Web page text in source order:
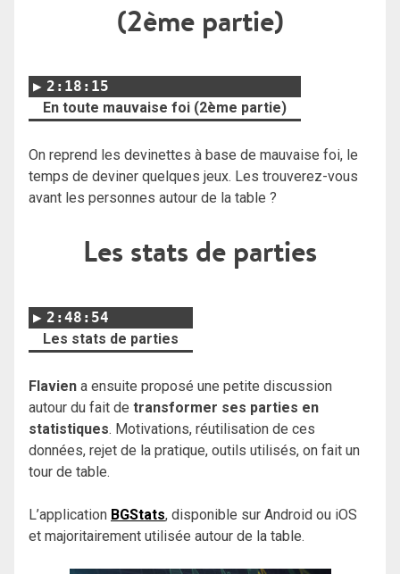
(2ème partie)
2:18:15
En toute mauvaise foi (2ème partie)
On reprend les devinettes à base de mauvaise foi, le
temps de deviner quelques jeux. Les trouverez-vous
avant les personnes autour de la table ?
Les stats de parties
2:48:54
Les stats de parties
Flavien a ensuite proposé une petite discussion
autour du fait de transformer ses parties en
statistiques. Motivations, réutilisation de ces
données, rejet de la pratique, outils utilisés, on fait un
tour de table.
L’application BGStats, disponible sur Android ou iOS
et majoritairement utilisée autour de la table.